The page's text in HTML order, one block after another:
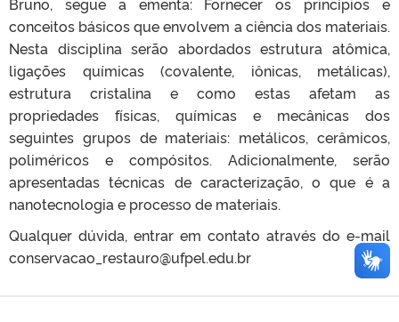
conceitos básicos que envolvem a ciência dos materiais.
Nesta disciplina serão abordados estrutura atômica,
ligações químicas (covalente, iônicas, metálicas),
estrutura cristalina e como estas afetam as
propriedades físicas, químicas e mecânicas dos
seguintes grupos de materiais: metálicos, cerâmicos,
poliméricos e compósitos. Adicionalmente, serão
apresentadas técnicas de caracterização, o que é a
nanotecnologia e processo de materiais.
Qualquer dúvida, entrar em contato através do e-mail
conservacao_restauro@ufpel.edu.br